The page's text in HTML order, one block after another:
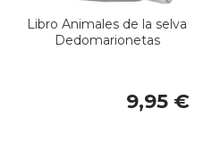
Libro Animales de la selva
Dedomarionetas
9,95 €